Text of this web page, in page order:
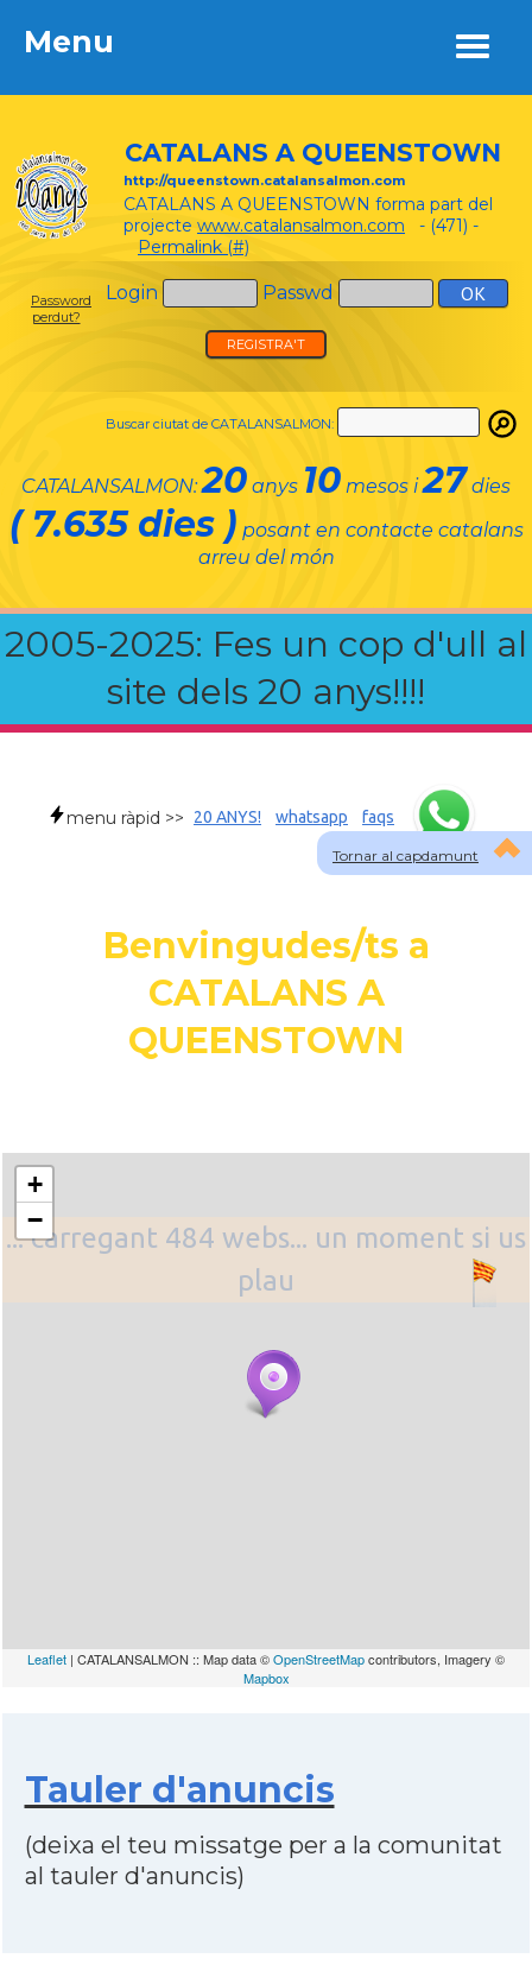
Menu
CATALANS A QUEENSTOWN
http://queenstown.catalansalmon.com
CATALANS A QUEENSTOWN forma part del
projecte www.catalansalmon.com - (471) -
Permalink (#)
Login Passwd
Password
perdut?
REGISTRA'T
Buscar ciutat de CATALANSALMON:
CATALANSALMON:20 anys 10 mesos i27 dies
( 7.635 dies ) posant en contacte catalans
arreu del món
2005-2025: Fes un cop d'ull al
site dels 20 anys!!!!
Menu
Tornar al capdamunt
menu ràpid >> 20 ANYS! whatsapp faqs
Benvingudes/ts a
CATALANS A
QUEENSTOWN
... carregant 484 webs... un moment si us
plau
+
−
Leaflet | CATALANSALMON :: Map data ©OpenStreetMapcontributors, Imagery ©
Mapbox
Tauler d'anuncis
(deixa el teu missatge per a la comunitat
al tauler d'anuncis)